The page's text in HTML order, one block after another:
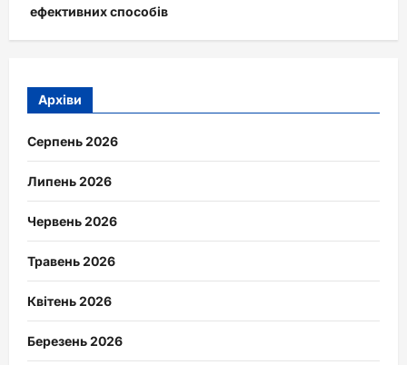
ефективних способів
Архіви
Серпень 2026
Липень 2026
Червень 2026
Травень 2026
Квітень 2026
Березень 2026